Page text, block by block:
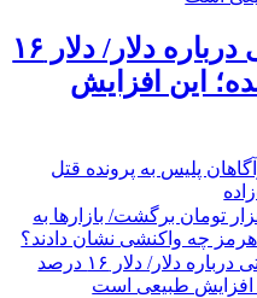
اظهارات همتی درباره دلار/ دلار ۱۶
این افزایش
پلیس به پرونده قتل
به 186 هزار تومان برگشت/ بازارها به
هرمز چه واکنشی نشان دادند؟
اظهارات همتی درباره دلار/ دلار ۱۶ درصد
افزایش طبیعی است